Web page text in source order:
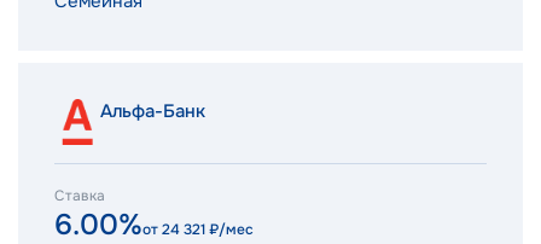
Альфа-Банк
Ставка
6.00%от24 321₽/мес